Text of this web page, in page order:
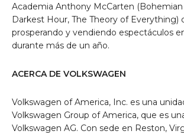
Academia Anthony McCarten (Bohemian
Darkest Hour, The Theory of Everything)
prosperando y vendiendo espectáculos
durante más de un año.
ACERCA DE VOLKSWAGEN
Volkswagen of America, Inc. es una
Volkswagen Group of America, que es
Volkswagen AG. Con sede en Reston,